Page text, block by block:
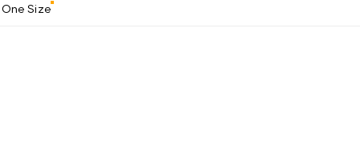
One Size